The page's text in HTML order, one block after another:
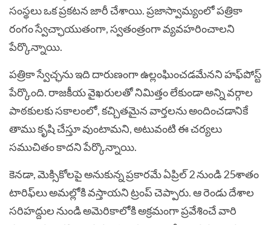
సంస్థలు ఒక ప్రకటన జారీ చేశాయి. ప్రజాస్వామ్యంలో పత్రికా
రంగం స్వేచ్ఛాయుతంగా, స్వతంత్రంగా వ్యవహరించాలని
పేర్కొన్నాయి.
పత్రికా స్వేచ్ఛను ఇది దారుణంగా ఉల్లంఘించడమేనని హఫ్‌పోస్ట్‌
పేర్కొంది. రాజకీయ వైఖరులతో నిమిత్తం లేకుండా అన్ని వర్గాల
పాఠకులకు సకాలంలో, కచ్చితమైన వార్తలను అందించడానికే
తాము కృషి చేస్తూ వుంటామని, అటువంటి ఈ చర్యలు
సముచితం కాదని పేర్కొన్నాయి.
కెనడా, మెక్సికోలపై అనుకున్న ప్రకారమే ఏప్రిల్‌ 2 నుండి 25శాతం
టారిఫ్‌లు అమల్లోకి వస్తాయని ట్రంప్‌ చెప్పారు. ఆ రెండు దేశాల
సరిహద్దుల నుండి అమెరికాలోకి అక్రమంగా ప్రవేశించే వారి